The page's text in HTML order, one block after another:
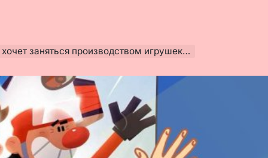
заняться производством игрушек в России